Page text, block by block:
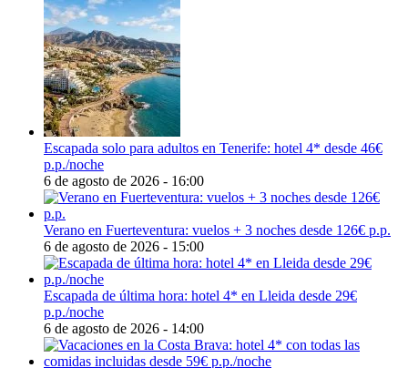
Escapada solo para adultos en Tenerife: hotel 4* desde 46€
p.p./noche
6 de agosto de 2026 - 16:00
Verano en Fuerteventura: vuelos + 3 noches desde 126€ p.p.
6 de agosto de 2026 - 15:00
Escapada de última hora: hotel 4* en Lleida desde 29€
p.p./noche
6 de agosto de 2026 - 14:00